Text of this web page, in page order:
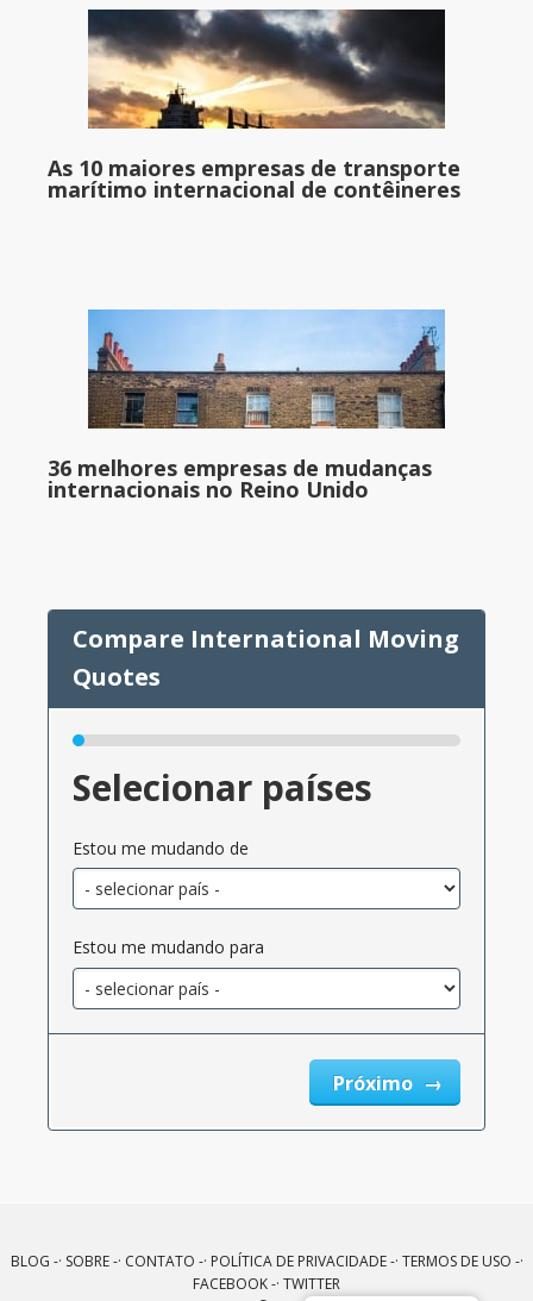
As 10 maiores empresas de transporte
marítimo internacional de contêineres
36 melhores empresas de mudanças
internacionais no Reino Unido
Selecionar países
Estou me mudando de
Estou me mudando para
Próximo
BLOG -· SOBRE-· CONTATO -· POLÍTICA DE PRIVACIDADE-· TERMOS DE USO -·
FACEBOOK-· TWITTER